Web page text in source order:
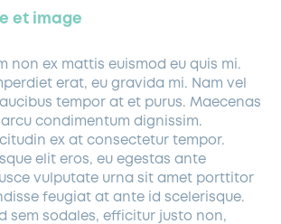
et image
non ex mattis euismod eu quis mi.
erat, eu gravida mi. Nam vel
tempor at et purus. Maecenas
condimentum dignissim.
ex at consectetur tempor.
elit eros, eu egestas ante
vulputate urna sit amet porttitor
feugiat at ante id scelerisque.
sem sodales, efficitur justo non,